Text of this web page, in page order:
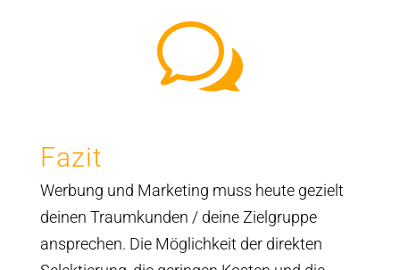
w
Fazit
Werbung und Marketing muss heute gezielt
deinen Traumkunden / deine Zielgruppe
ansprechen. Die Möglichkeit der direkten